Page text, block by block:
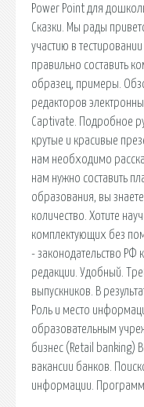
Power Point для
Сказки. Мы рады
участию в
правильно составить
образец, примеры.
редакторов
Captivate. Подробное
крутые и красивые
нам необходимо
нам нужно составить
образования, вы
количество. Хотите
комплектующих без
- законодательство РФ
редакции. Удобный.
выпускников. В
Роль и место
образовательным
бизнес (Retail banking)
вакансии банков.
информации.